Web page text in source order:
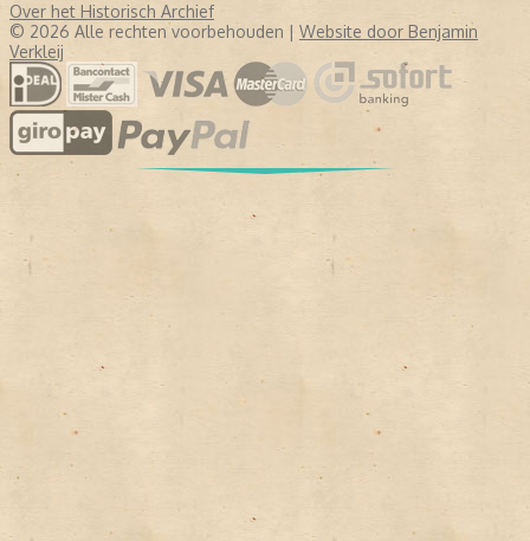
Over het Historisch Archief
© 2026 Alle rechten voorbehouden | Website door Benjamin
Verkleij